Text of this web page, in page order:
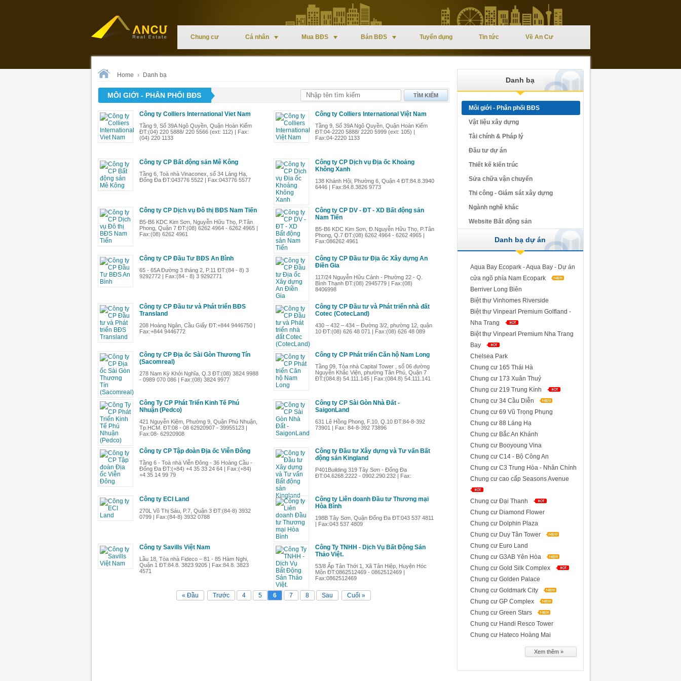
Chung cư Cá nhân Mua BĐS Bán BĐS Tuyển dụng Tin tức Về An Cư
Home › Danh bạ
MÔI GIỚI - PHÂN PHỐI BĐS TÌM KIẾM
Công ty Colliers International Viet Nam
Tầng 9, Số 39A Ngô Quyền, Quận Hoàn Kiếm
ĐT:(04) 220 5888/ 220 5566 (ext: 112) | Fax:
(04) 220 1133
Công ty Colliers International Việt Nam
Tầng 9, Số 39A Ngô Quyền, Quận Hoàn Kiếm
ĐT:04-2220 5888/ 2220 5999 (ext: 105) |
Fax:04-2220 1133
Công ty CP Bất động sản Mê Kông
Tầng 6, Toà nhà Vinaconex, số 34 Láng Hạ,
Đống Đa ĐT:043776 5522 | Fax:043776 5577
Công ty CP Dịch vụ Địa ốc Khoảng
Không Xanh
138 Khánh Hội, Phường 6, Quận 4 ĐT:84.8.3940
6446 | Fax:84.8.3826 9773
Công ty CP Dịch vụ Đô thị BĐS Nam Tiến
B5-B6 KDC Kim Sơn, Nguyễn Hữu Thọ, P.Tân
Phong, Quận 7 ĐT:(08) 6262 4964 - 6262 4965 |
Fax:(08) 6262 4961
Công ty CP DV - ĐT - XD Bất động sản
Nam Tiến
B5-B6 KDC Kim Sơn, Đ.Nguyễn Hữu Thọ, P.Tân
Phong, Q.7 ĐT:(08) 6262 4964 - 6262 4965 |
Fax:086262 4961
Công ty CP Đầu Tư BĐS An Bình
65 - 65A Đường 3 tháng 2, P.11 ĐT:(84 - 8) 3
9292772 | Fax:(84 - 8) 3 9292771
Công ty CP Đầu tư Địa ốc Xây dựng An
Điền Gia
117/24 Nguyễn Hữu Cảnh - Phường 22 - Q.
Bình Thạnh ĐT:(08) 2945779 | Fax:(08)
8406998
Công ty CP Đầu tư và Phát triển BĐS
Transland
208 Hoàng Ngân, Cầu Giấy ĐT:+844 9446750 |
Fax:+844 9446772
Công ty CP Đầu tư và Phát triển nhà đất
Cotec (CotecLand)
430 – 432 – 434 – Đường 3/2, phường 12, quận
10 ĐT:(08) 626 48 071 | Fax:(08) 626 48 089
Công ty CP Địa ốc Sài Gòn Thương Tín
(Sacomreal)
278 Nam Kỳ Khởi Nghĩa, Q.3 ĐT:(08) 3824 9988
- 0989 070 086 | Fax:(08) 3824 9977
Công ty CP Phát triển Căn hộ Nam Long
Tầng 09, Tòa nhà Capital Tower , số 06 đường
Nguyễn Khắc Viện, phường Tân Phú, Quận 7
ĐT:(084.8) 54.111.145 | Fax:(084.8) 54.111.141
Công Ty CP Phát Triển Kinh Tế Phú
Nhuận (Pedco)
421 Nguyễn Kiệm, Phường 9, Quận Phú Nhuận,
Tp.HCM. ĐT:08 - 08 62920907 - 39955123 |
Fax:08- 62920908
Công ty CP Sài Gòn Nhà Đất -
SaigonLand
631 Lê Hồng Phong, F.10, Q.10 ĐT:84-8-392
73901 | Fax: 84-8-392 73896
Công ty CP Tập đoàn Địa ốc Viễn Đông
Tầng 6 - Toà nhà Viễn Đông - 36 Hoàng Cầu -
Đống Đa ĐT:(+84) +4 35 33 24 64 | Fax:(+84)
+4 35 14 99 79
Công ty Đầu tư Xây dựng và Tư vấn Bất
động sản Kingland
P401Building 319 Tây Sơn - Đống Đa
ĐT:04.6268.2222 - 0902.290.232 | Fax:
Công ty ECI Land
270L Võ Thị Sáu, P.7, Quận 3 ĐT:(84-8) 3932
0799 | Fax:(84-8) 3932 0788
Công ty Liên doanh Đầu tư Thương mại
Hòa Bình
198B Tây Sơn, Quận Đống Đa ĐT:043 537 4811
| Fax:043 537 4809
Công ty Savills Việt Nam
Lầu 18, Tòa nhà Fideco – 81 - 85 Hàm Nghi,
Quận 1 ĐT:84.8. 3823 9205 | Fax:84.8. 3823
4571
Công Ty TNHH - Dịch Vụ Bất Động Sản
Thảo Việt.
53/8 Ấp Tân Thới 1, Xã Tân Hiệp, Huyện Hóc
Môn ĐT:0862512469 - 0862512469 |
Fax:0862512469
« Đầu Trước 4 5 6 7 8 Sau Cuối »
Danh bạ
Môi giới - Phân phối BĐS
Vật liệu xây dựng
Tài chính & Pháp lý
Đầu tư dự án
Thiết kế kiến trúc
Sửa chữa vận chuyển
Thi công - Giám sát xây dựng
Ngành nghề khác
Website Bất động sản
Danh bạ dự án
Aqua Bay Ecopark - Aqua Bay - Dự án
cửa ngõ phía Nam Ecopark
Berriver Long Biên
Biệt thự Vinhomes Riverside
Biệt thự Vinpearl Premium Golfland -
Nha Trang
Biệt thự Vinpearl Premium Nha Trang
Bay
Chelsea Park
Chung cư 165 Thái Hà
Chung cư 173 Xuân Thuỷ
Chung cư 219 Trung Kính
Chung cư 34 Cầu Diễn
Chung cư 69 Vũ Trọng Phụng
Chung cư 88 Láng Hạ
Chung cư Bắc An Khánh
Chung cư Booyoung Vina
Chung cư C14 - Bộ Công An
Chung cư C3 Trung Hòa - Nhân Chính
Chung cư cao cấp Seasons Avenue
Chung cư Đại Thanh
Chung cư Diamond Flower
Chung cư Dolphin Plaza
Chung cư Duy Tân Tower
Chung cư Euro Land
Chung cư G3AB Yên Hòa
Chung cư Gold Silk Complex
Chung cư Golden Palace
Chung cư Goldmark City
Chung cư GP Complex
Chung cư Green Stars
Chung cư Handi Resco Tower
Chung cư Hateco Hoàng Mai
Xem thêm »